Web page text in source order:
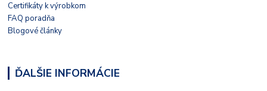
Certifikáty k výrobkom
FAQ poradňa
Blogové články
ĎALŠIE INFORMÁCIE